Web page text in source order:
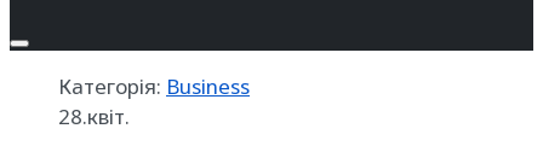
Категорія: Business
28.квіт.